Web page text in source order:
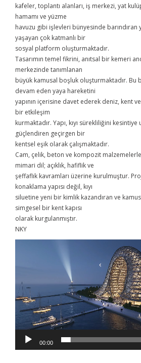
kafeler, toplantı alanları, iş merkezi, yat
hamamı ve yüzme
havuzu gibi işlevleri bünyesinde barındıran
yaşayan çok katmanlı bir
sosyal platform oluşturmaktadır.
Tasarımın temel fikrini, anıtsal bir kemeri
merkezinde tanımlanan
büyük kamusal boşluk oluşturmaktadır. Bu
devam eden yaya hareketini
yapının içerisine davet ederek deniz, kent ve
bir etkileşim
kurmaktadır. Yapı, kıyı sürekliliğini
güçlendiren geçirgen bir
kentsel eşik olarak çalışmaktadır.
Cam, çelik, beton ve kompozit
mimari dil; açıklık, hafiflik ve
şeffaflık kavramları üzerine kurulmuştur.
konaklama yapısı değil, kıyı
siluetine yeni bir kimlik kazandıran ve
simgesel bir kent kapısı
olarak kurgulanmıştır.
NKY
00:00